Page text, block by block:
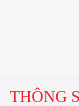
THÔNG